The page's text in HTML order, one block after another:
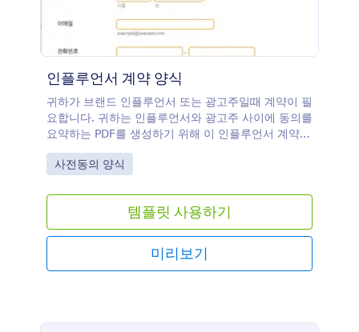
인플루언서 계약 양식
귀하가 브랜드 인플루언서 또는 광고주일때 계약이 필
요합니다. 귀하는 인플루언서와 광고주 사이에 동의를
요약하는 PDF를 생성하기 위해 이 인플루언서 계약
폼 템플릿을 사용할 수 있습니다. 이러한 인플루언서
계약 폼 템플릿은 인플루언서의 세부정보, 광고주 및
이것은 시작일과 종료일, 결제 수수료 및 결제 방식과
같은 마케팅 캠페인 세부 사항들에 대해서도 물어봅니
다. 더 나아가 이 폼은 사용자와 광고주가 디지털 서명
을 하게하는 전자서명 위젯도 포함합니다.
Go to Category:
사전동의 양식
템플릿 사용하기
미리보기